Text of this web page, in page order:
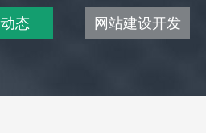
态 网站建设开发